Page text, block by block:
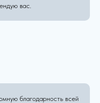
вас.
благодарность всей